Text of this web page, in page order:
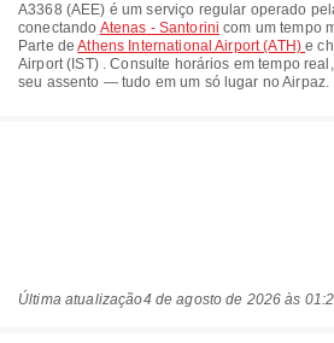
A3368 (AEE) é um serviço regular operado
conectando Atenas - Santorini com um tempo
Parte deAthens International Airport (ATH)e
Airport (IST) . Consulte horários em tempo
seu assento — tudo em um só lugar no Airpaz.
Última atualização4 de agosto de 2026 às